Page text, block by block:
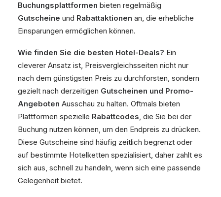
Buchungsplattformen bieten regelmäßig
Gutscheine und Rabattaktionen an, die erhebliche
Einsparungen ermöglichen können.
Wie finden Sie die besten Hotel-Deals? Ein
cleverer Ansatz ist, Preisvergleichsseiten nicht nur
nach dem günstigsten Preis zu durchforsten, sondern
gezielt nach derzeitigen Gutscheinen und Promo-
Angeboten Ausschau zu halten. Oftmals bieten
Plattformen spezielle Rabattcodes, die Sie bei der
Buchung nutzen können, um den Endpreis zu drücken.
Diese Gutscheine sind häufig zeitlich begrenzt oder
auf bestimmte Hotelketten spezialisiert, daher zahlt es
sich aus, schnell zu handeln, wenn sich eine passende
Gelegenheit bietet.